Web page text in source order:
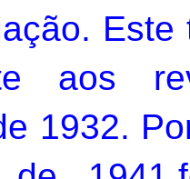
aos
1932.